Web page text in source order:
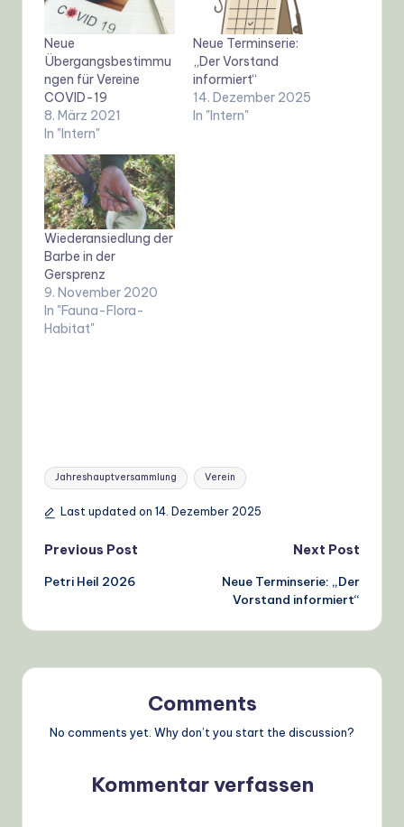
Neue
Übergangsbestimmu
ngen für Vereine
COVID-19
8. März 2021
In "Intern"
Neue Terminserie:
„Der Vorstand
informiert“
14. Dezember 2025
In "Intern"
Wiederansiedlung der
Barbe in der
Gersprenz
9. November 2020
In "Fauna-Flora-
Habitat"
Tags:
Jahreshauptversammlung Verein
Last updated on 14. Dezember 2025
Post
navigation
Previous Post
Petri Heil 2026
Next Post
Neue Terminserie: „Der
Vorstand informiert“
Comments
No comments yet. Why don’t you start the discussion?
Kommentar verfassen